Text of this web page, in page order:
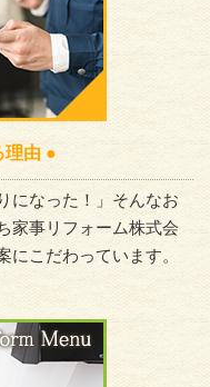
理由 ●
になった！」そんなお
家事リフォーム株式会
こだわっています。